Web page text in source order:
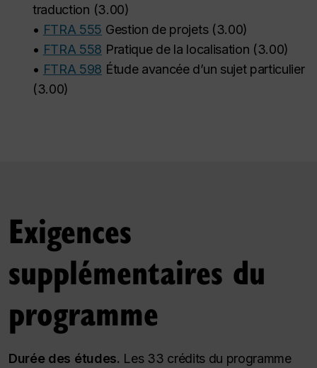
traduction (3.00)
• FTRA 555 Gestion de projets(3.00)
• FTRA 558 Pratique de la localisation (3.00)
• FTRA 598 Étude avancée d’un sujet particulier
(3.00)
Exigences
supplémentaires du
programme
Durée des études. Les 33 crédits du programme